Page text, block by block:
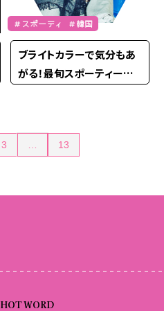
＃スポーティ ＃韓国
ブライトカラーで気分もあ
がる！最旬スポーティール
3 13
HOT WORD